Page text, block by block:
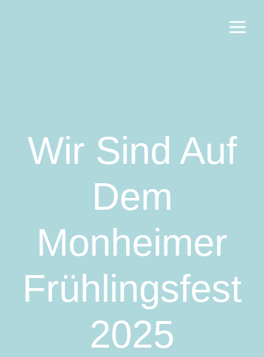
Wir Sind Auf
Dem
Monheimer
Frühlingsfest
2025